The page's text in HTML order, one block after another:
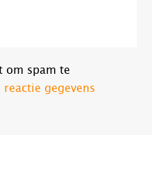
om spam te
reactie gegevens